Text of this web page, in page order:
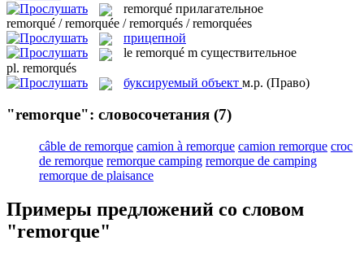
remorqué прилагательное
remorqué / remorquée / remorqués / remorquées
прицепной
le remorqué m существительное
pl. remorqués
буксируемый объект м.р. (Право)
"remorque": словосочетания (7)
câble de remorque camion à remorque camion remorque croc
de remorque remorque camping remorque de camping
remorque de plaisance
Примеры предложений со словом
"remorque"